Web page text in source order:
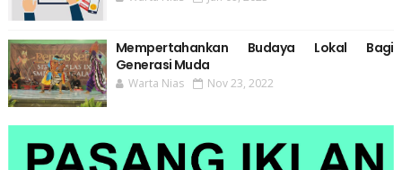
Mempertahankan Budaya Lokal Bagi
Generasi Muda
Warta Nias Nov 23, 2022